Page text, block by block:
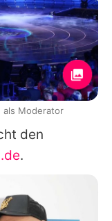
den
.
als Moderator